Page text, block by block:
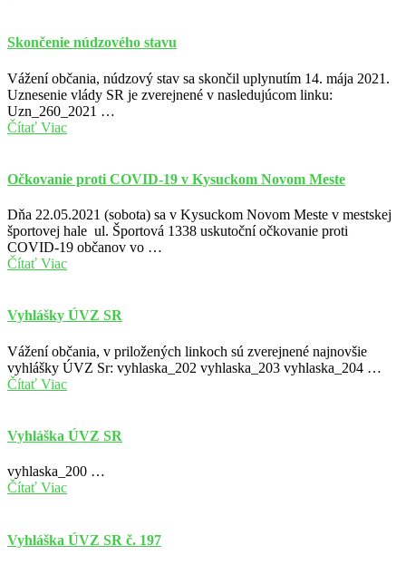
Skončenie núdzového stavu
Vážení občania, núdzový stav sa skončil uplynutím 14. mája 2021.
Uznesenie vlády SR je zverejnené v nasledujúcom linku:
Uzn_260_2021 …
Čítať Viac
Očkovanie proti COVID-19 v Kysuckom Novom Meste
Dňa 22.05.2021 (sobota) sa v Kysuckom Novom Meste v mestskej
športovej hale ul. Športová 1338 uskutoční očkovanie proti
COVID-19 občanov vo …
Čítať Viac
Vyhlášky ÚVZ SR
Vážení občania, v priložených linkoch sú zverejnené najnovšie
vyhlášky ÚVZ Sr: vyhlaska_202 vyhlaska_203 vyhlaska_204 …
Čítať Viac
Vyhláška ÚVZ SR
vyhlaska_200 …
Čítať Viac
Vyhláška ÚVZ SR č. 197